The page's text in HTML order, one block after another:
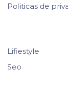
Politicas de
Lifiestyle
Seo